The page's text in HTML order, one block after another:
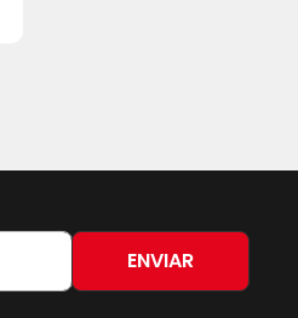
ENVIAR